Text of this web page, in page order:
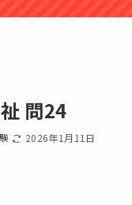
問24
2026年1月11日